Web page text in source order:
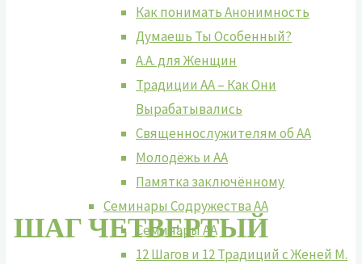
Как понимать Анонимность
Думаешь Ты Особенный?
А.А. для Женщин
Традиции АА – Как Они
Вырабатывались
Священнослужителям об АА
Молодёжь и АА
Памятка заключённому
Семинары Содружества АА
Семинары АА
12 Шагов и 12 Традиций с Женей М.
ШАГ ЧЕТВЕРТЫЙ